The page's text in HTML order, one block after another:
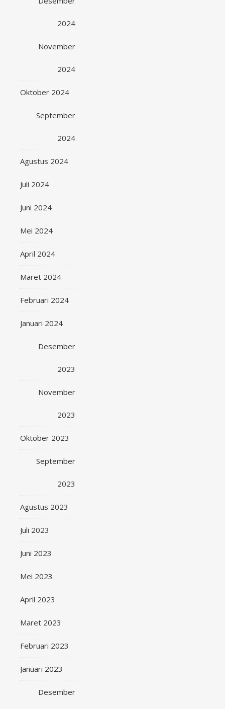
2024
November
2024
Oktober 2024
September
2024
Agustus 2024
Juli 2024
Juni 2024
Mei 2024
April 2024
Maret 2024
Februari 2024
Januari 2024
Desember
2023
November
2023
Oktober 2023
September
2023
Agustus 2023
Juli 2023
Juni 2023
Mei 2023
April 2023
Maret 2023
Februari 2023
Januari 2023
Desember